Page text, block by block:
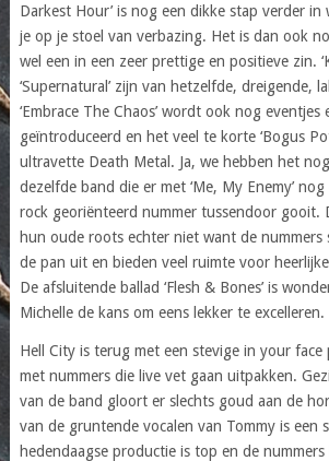
Darkest Hour’ is nog een dikke stap verder in
je op je stoel van verbazing. Het is dan ook
wel een in een zeer prettige en positieve zin.
‘Supernatural’ zijn van hetzelfde, dreigende,
‘Embrace The Chaos’ wordt ook nog eventjes
geïntroduceerd en het veel te korte ‘Bogus
ultravette Death Metal. Ja, we hebben het
dezelfde band die er met ‘Me, My Enemy’
rock georiënteerd nummer tussendoor gooit.
hun oude roots echter niet want de nummers
de pan uit en bieden veel ruimte voor
De afsluitende ballad ‘Flesh & Bones’ is
Michelle de kans om eens lekker te excelleren.
Hell City is terug met een stevige in your face
met nummers die live vet gaan uitpakken.
van de band gloort er slechts goud aan de
van de gruntende vocalen van Tommy is een
hedendaagse productie is top en de